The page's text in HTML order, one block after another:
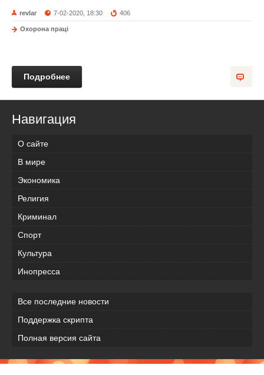
revlar 7-02-2020, 18:30 406
Охорона праці
Подробнее
Навигация
О сайте
В мире
Экономика
Религия
Криминал
Спорт
Культура
Инопресса
Все последние новости
Поддержка скрипта
Полная версия сайта